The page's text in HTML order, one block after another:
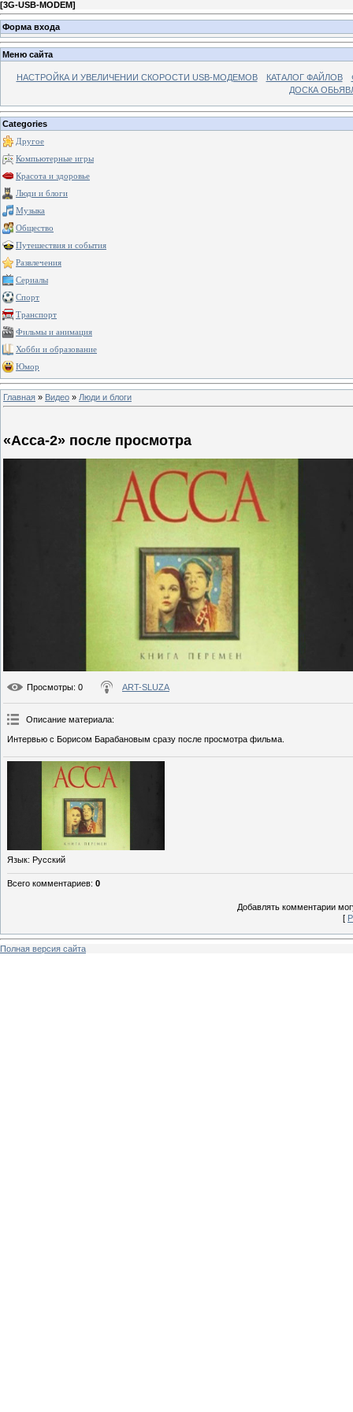
[3G-USB-MODEM]
Форма входа
Меню сайта
НАСТРОЙКА И УВЕЛИЧЕНИИ СКОРОСТИ USB-МОДЕМОВ КАТАЛОГ ФАЙЛОВ
ДОСКА
Categories
Другое
Компьютерные игры
Красота и здоровье
Люди и блоги
Музыка
Общество
Путешествия и события
Развлечения
Сериалы
Спорт
Транспорт
Фильмы и анимация
Хобби и образование
Юмор
Главная » Видео » Люди и блоги
«Асса-2» после просмотра
Просмотры: 0 ART-SLUZA
Описание материала:
Интервью с Борисом Барабановым сразу после просмотра фильма.
Язык: Русский
Всего комментариев: 0
Добавлять комментарии
[
Полная версия сайта